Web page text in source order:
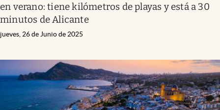
en verano: tiene kilómetros de playas y está a 30
minutos de Alicante
jueves, 26 de Junio de 2025